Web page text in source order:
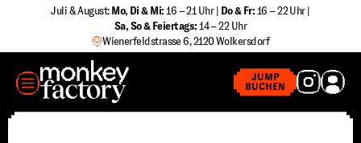
springen
Juli & August: Mo, Di & Mi: 16 – 21 Uhr | Do & Fr: 16 – 22 Uhr |
Sa, So & Feiertags: 14 – 22 Uhr
Wienerfeldstrasse 6, 2120 Wolkersdorf
JUMP
BUCHEN
MENÜ